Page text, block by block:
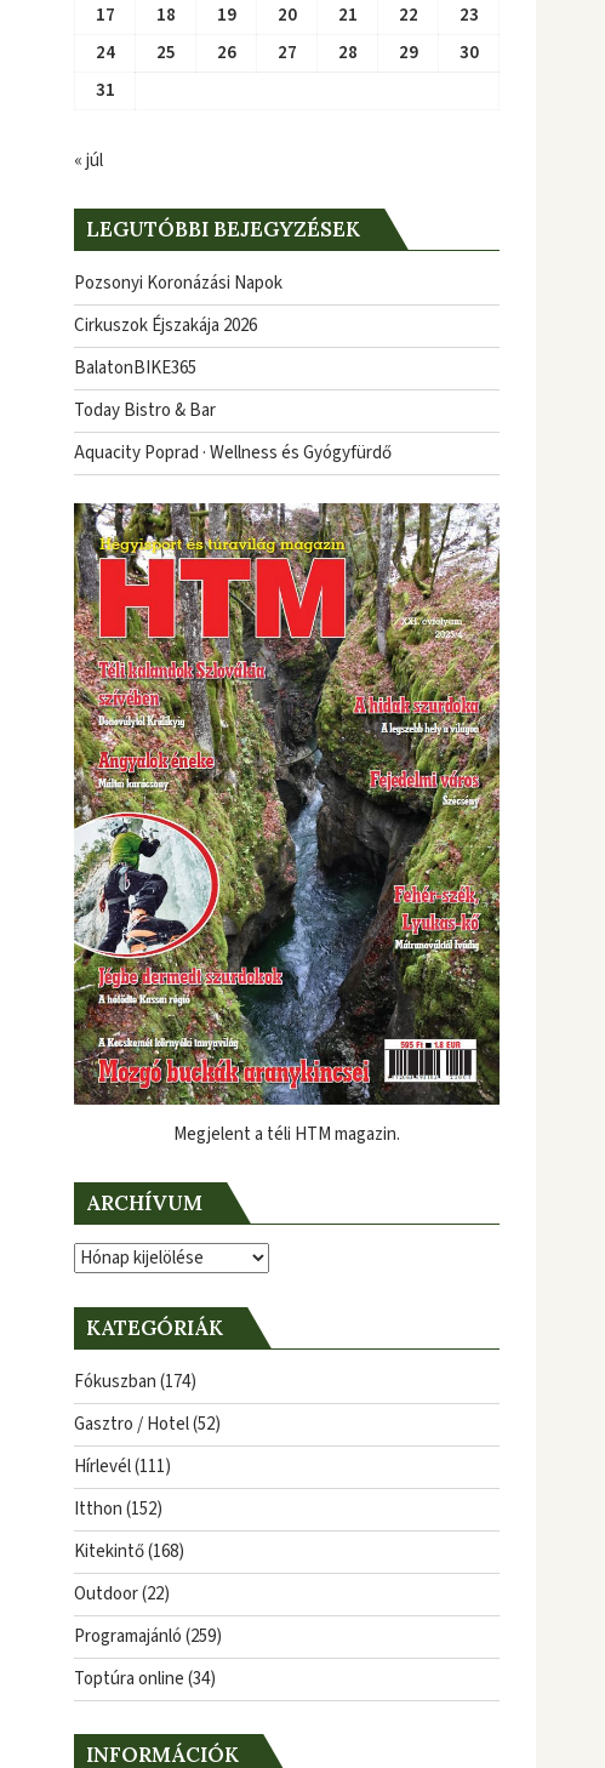
17
18 19 20 21 22
23
24
25 26 27 28 29
30
31
« júl
LEGUTÓBBI BEJEGYZÉSEK
Pozsonyi Koronázási Napok
Cirkuszok Éjszakája 2026
BalatonBIKE365
Today Bistro & Bar
Aquacity Poprad · Wellness és Gyógyfürdő
Megjelent a téli HTM magazin.
ARCHÍVUM
Archívum
KATEGÓRIÁK
Fókuszban(174)
Gasztro / Hotel(52)
Hírlevél(111)
Itthon(152)
Kitekintő(168)
Outdoor(22)
Programajánló(259)
Toptúra online(34)
INFORMÁCIÓK